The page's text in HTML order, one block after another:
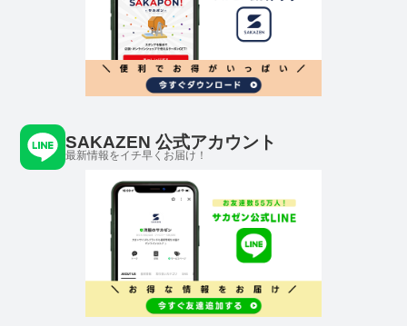
SAKAZEN 公式アカウント
最新情報をイチ早くお届け！